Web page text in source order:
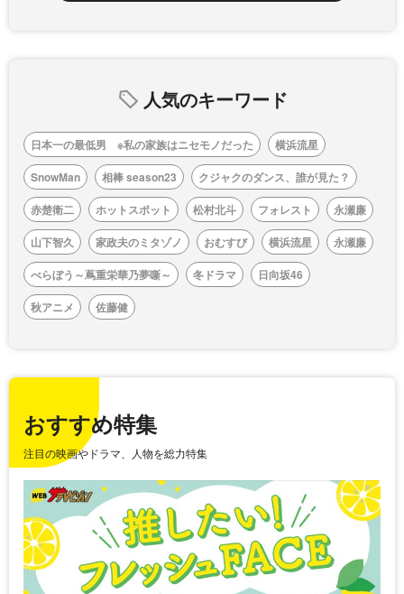
人気のキーワード
日本一の最低男 ※私の家族はニセモノだった
横浜流星
SnowMan
相棒 season23
クジャクのダンス、誰が見た？
赤楚衛二
ホットスポット 松村北斗 フォレスト
永瀬廉
山下智久
家政夫のミタゾノ おむすび 横浜流星
永瀬廉
べらぼう～蔦重栄華乃夢噺～
冬ドラマ
日向坂46
秋アニメ
佐藤健
おすすめ特集
注目の映画やドラマ、人物を総力特集